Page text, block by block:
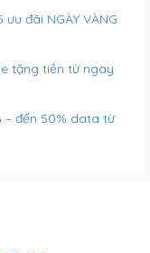
đãi NGÀY VÀNG
tặng tiền từ ngày
– đến 50% data từ